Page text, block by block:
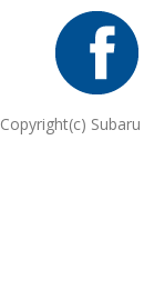
Copyright(c)